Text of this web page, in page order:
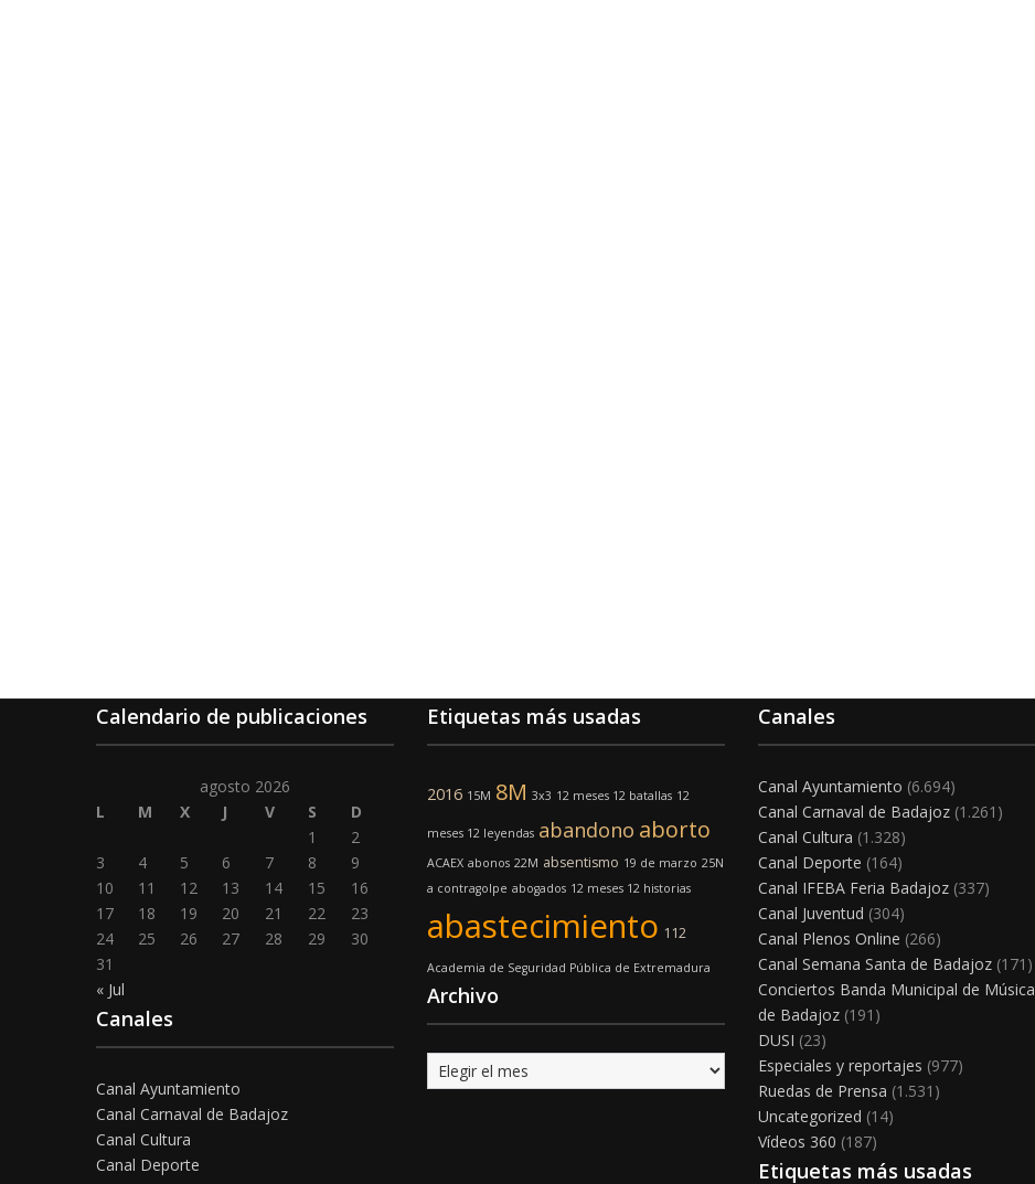
Calendario de publicaciones
agosto 2026
L
M X J V S
D
1
2
3
4 5 6 7 8
9
10
11 12 13 14 15
16
17
18 19 20 21 22
23
24
25 26 27 28 29
30
31
« Jul
Canales
Canal Ayuntamiento
Canal Carnaval de Badajoz
Canal Cultura
Canal Deporte
Etiquetas más usadas
2016 15M 8M 3x3 12 meses 12 batallas 12
meses 12 leyendas abandono aborto
ACAEX abonos 22M absentismo 19 de marzo 25N
a contragolpe abogados 12 meses 12 historias
abastecimiento 112
Academia de Seguridad Pública de Extremadura
Archivo
Archivo
Canales
Canal Ayuntamiento (6.694)
Canal Carnaval de Badajoz (1.261)
Canal Cultura (1.328)
Canal Deporte (164)
Canal IFEBA Feria Badajoz (337)
Canal Juventud (304)
Canal Plenos Online (266)
Canal Semana Santa de Badajoz (171)
Conciertos Banda Municipal de Música
de Badajoz (191)
DUSI (23)
Especiales y reportajes (977)
Ruedas de Prensa (1.531)
Uncategorized (14)
Vídeos 360 (187)
Etiquetas más usadas